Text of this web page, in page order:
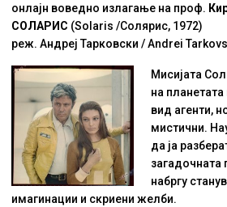
онлајн воведно излагање на проф.
СОЛАРИС (Solaris /Солярис, 1972)
реж. Андреј Тарковски / Andrei
Мисијата
на планетата
вид агенти,
мистични.
да ја
загадочната
набргу
имагинации и скриени желби.